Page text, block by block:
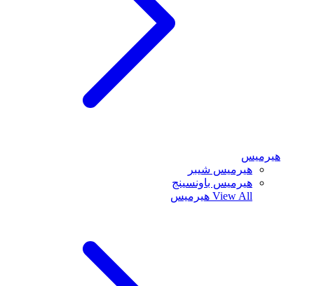
هيرميس
هيرميس شيبر
هيرميس باونسينج
View All هيرميس